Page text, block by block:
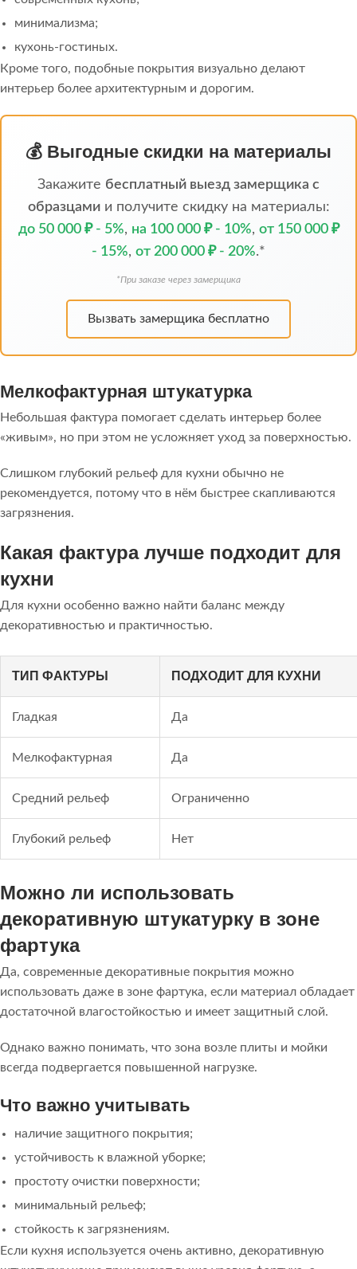
минимализма;
кухонь-гостиных.
Кроме того, подобные покрытия визуально делают
интерьер более архитектурным и дорогим.
💰 Выгодные скидки на материалы
Закажите бесплатный выезд замерщика с
образцамии получите скидку на материалы:
до 50 000 ₽ - 5%, на 100 000 ₽ - 10%, от 150 000 ₽
- 15%, от 200 000 ₽ - 20%.*
*При заказе через замерщика
Вызвать замерщика бесплатно
Мелкофактурная штукатурка
Небольшая фактура помогает сделать интерьер более
«живым», но при этом не усложняет уход за поверхностью.
Слишком глубокий рельеф для кухни обычно не
рекомендуется, потому что в нём быстрее скапливаются
загрязнения.
Какая фактура лучше подходит для
кухни
Для кухни особенно важно найти баланс между
декоративностью и практичностью.
ТИП ФАКТУРЫ ПОДХОДИТ ДЛЯ КУХНИ
Гладкая Да
Мелкофактурная Да
Средний рельеф Ограниченно
Глубокий рельеф Нет
Можно ли использовать
декоративную штукатурку в зоне
фартука
Да, современные декоративные покрытия можно
использовать даже в зоне фартука, если материал обладает
достаточной влагостойкостью и имеет защитный слой.
Однако важно понимать, что зона возле плиты и мойки
всегда подвергается повышенной нагрузке.
Что важно учитывать
наличие защитного покрытия;
устойчивость к влажной уборке;
простоту очистки поверхности;
минимальный рельеф;
стойкость к загрязнениям.
Если кухня используется очень активно, декоративную